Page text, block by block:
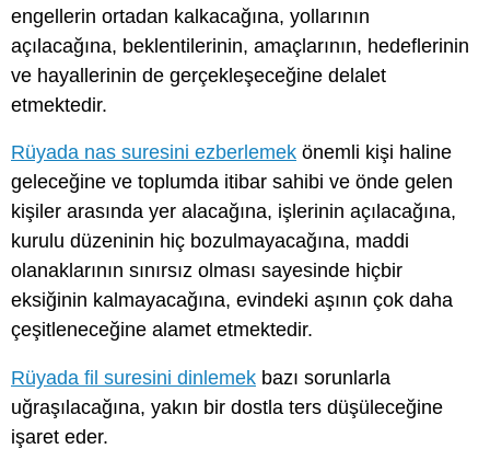
engellerin ortadan kalkacağına, yollarının
açılacağına, beklentilerinin, amaçlarının, hedeflerinin
ve hayallerinin de gerçekleşeceğine delalet
etmektedir.
Rüyada nas suresini ezberlemek önemli kişi haline
geleceğine ve toplumda itibar sahibi ve önde gelen
kişiler arasında yer alacağına, işlerinin açılacağına,
kurulu düzeninin hiç bozulmayacağına, maddi
olanaklarının sınırsız olması sayesinde hiçbir
eksiğinin kalmayacağına, evindeki aşının çok daha
çeşitleneceğine alamet etmektedir.
Rüyada fil suresini dinlemek bazı sorunlarla
uğraşılacağına, yakın bir dostla ters düşüleceğine
işaret eder.